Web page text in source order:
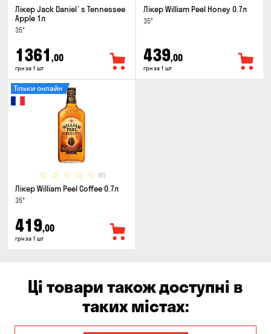
Лікер Jack Daniel`s Tennessee
Apple 1л
35°
1361 ,00
грн за 1 шт
Лікер William Peel Honey 0.7л
35°
439,00
грн за 1 шт
(0)
Тільки онлайн
Лікер William Peel Coffee 0.7л
35°
419,00
грн за 1 шт
Ці товари також доступні в
таких містах: